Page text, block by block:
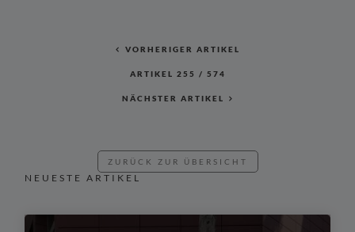
VORHERIGER ARTIKEL
ARTIKEL 255 / 574
NÄCHSTER ARTIKEL
ZURÜCK ZUR ÜBERSICHT
NEUESTE ARTIKEL